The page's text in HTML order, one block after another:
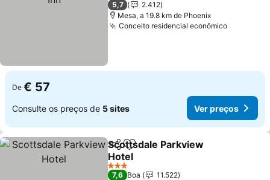
5,7
2.412
Mesa, a 19.8 km de Phoenix
Conceito residencial econômico
De € 57
Consulte os preços de 5 sites Ver preços
PartilharAdicionar aos favoritos
Scottsdale Parkview
Hotel
3 Estrelas
7,6 Boa
11.522